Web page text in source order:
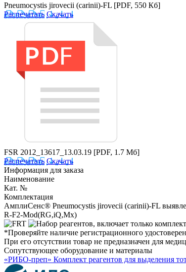
Pneumocystis jirovecii (carinii)-FL [PDF, 550 Кб]
Распечатать Скачать
FSR 2012_13617_13.03.19 [PDF, 1.7 Мб]
Распечатать Скачать
Информация для заказа
Наименование
Кат. №
Комплектация
АмплиСенс® Pneumocystis jirovecii (carinii)-FL
R-F2-Mod(RG,iQ,Mx)
*Проверяйте наличие регистрационного
При его отсутствии товар не предназначен для
Сопутствующее оборудование и материалы
«РИБО-преп» Комплект реагентов для выделения